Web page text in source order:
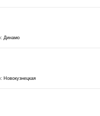
Динамо
Новокузнецкая